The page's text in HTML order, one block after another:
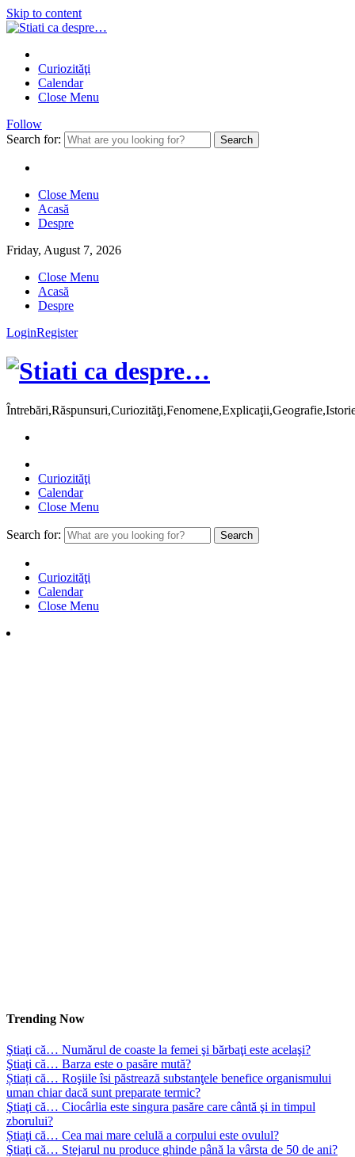
Skip to content
Curiozităţi
Calendar
Close Menu
Follow
Search for:
Close Menu
Acasă
Despre
Friday, August 7, 2026
Close Menu
Acasă
Despre
LoginRegister
Curiozităţi
Calendar
Close Menu
Search for:
Curiozităţi
Calendar
Close Menu
Trending Now
Ştiaţi că… Numărul de coaste la femei şi bărbaţi este acelaşi?
Ştiaţi că… Barza este o pasăre mută?
Știați că… Roşiile îsi păstrează substanţele benefice organismului
uman chiar dacă sunt preparate termic?
Ştiaţi că… Ciocârlia este singura pasăre care cântă şi in timpul
zborului?
Știaţi că… Cea mai mare celulă a corpului este ovulul?
Ştiaţi că… Stejarul nu produce ghinde până la vârsta de 50 de ani?